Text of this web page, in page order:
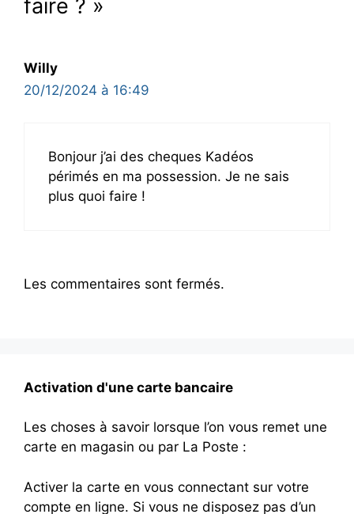
faire ? »
Willy
20/12/2024 à 16:49
Bonjour j’ai des cheques Kadéos
périmés en ma possession. Je ne sais
plus quoi faire !
Les commentaires sont fermés.
Activation d'une carte bancaire
Les choses à savoir lorsque l’on vous remet une
carte en magasin ou par La Poste :
Activer la carte en vous connectant sur votre
compte en ligne. Si vous ne disposez pas d’un